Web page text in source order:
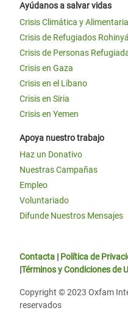
Ayúdanos a salvar vidas
Crisis Climática y
Crisis de Refugiados
Crisis de Personas
Crisis en Gaza
Crisis en el Líbano
Crisis en Siria
Crisis en Yemen
Apoya nuestro trabajo
Haz un Donativo
Nuestras Campañas
Empleo
Voluntariado
Difunde Nuestros Mensajes
Contacta | Política de
|Términos y Condiciones de
Copyright © 2023 Oxfam
reservados